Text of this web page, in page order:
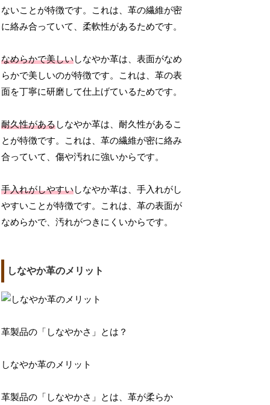
ないことが特徴です。これは、革の繊維が密
に絡み合っていて、柔軟性があるためです。
なめらかで美しいしなやか革は、表面がなめ
らかで美しいのが特徴です。これは、革の表
面を丁寧に研磨して仕上げているためです。
耐久性があるしなやか革は、耐久性があるこ
とが特徴です。これは、革の繊維が密に絡み
合っていて、傷や汚れに強いからです。
手入れがしやすいしなやか革は、手入れがし
やすいことが特徴です。これは、革の表面が
なめらかで、汚れがつきにくいからです。
しなやか革のメリット
革製品の「しなやかさ」とは？
しなやか革のメリット
革製品の「しなやかさ」とは、革が柔らか